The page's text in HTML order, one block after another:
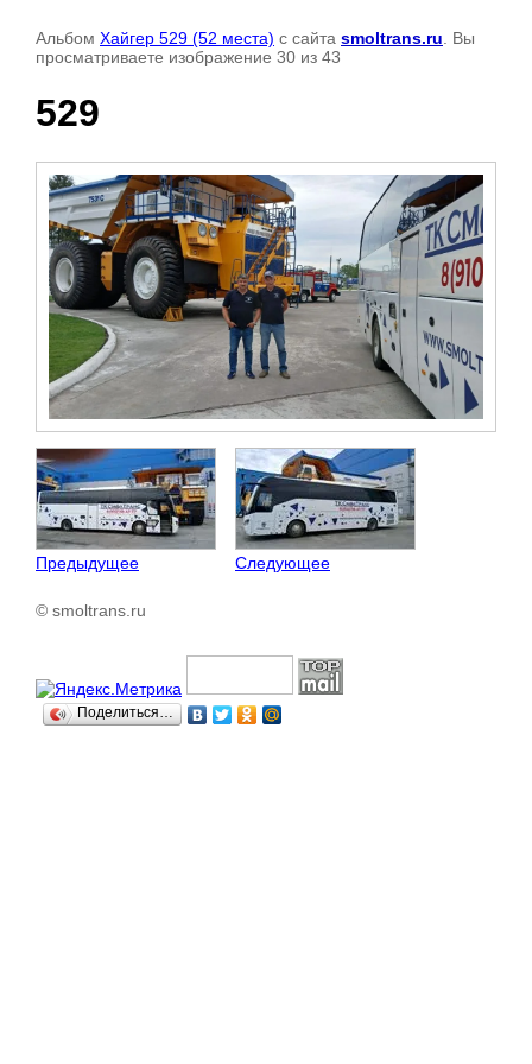
Альбом Хайгер 529 (52 места) с сайта smoltrans.ru . Вы
просматриваете изображение 30 из 43
529
Предыдущее Следующее
© smoltrans.ru
Поделиться…